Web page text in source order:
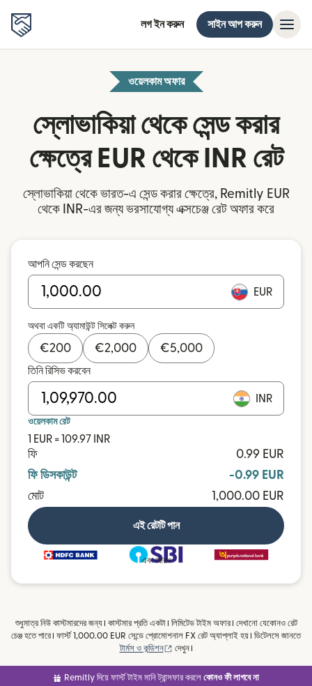
লগ ইন করুন সাইন আপ করুন
ওয়েলকাম অফার
স্লোভাকিয়া থেকে সেন্ড করার
ক্ষেত্রে EUR থেকে INR রেট
স্লোভাকিয়া থেকে ভারত-এ সেন্ড করার ক্ষেত্রে, Remitly EUR
থেকে INR-এর জন্য ভরসাযোগ্য এক্সচেঞ্জ রেট অফার করে
আপনি সেন্ড করছেন
EUR
অথবা একটি অ্যামাউন্ট সিলেক্ট করুন
€200 €2,000 €5,000
তিনি রিসিভ করবেন
INR
ওয়েলকাম রেট
1 EUR = 109.97 INR
ফি
0.99 EUR
ফি ডিসকাউন্ট
-0.99 EUR
মোট
1,000.00 EUR
এই রেটটি পান
এবং আরও
শুধুমাত্র নিউ কাস্টমারদের জন্য। কাস্টমার প্রতি একটা। লিমিটেড টাইম অফার। দেখানো যেকোনও রেট
চেঞ্জ হতে পারে। ফার্স্ট 1,000.00 EUR সেন্ডে প্রোমোশনাল FX রেট অ্যাপ্লাই হয়। ডিটেলসে জানতে
টার্মস ও কন্ডিশন
(নতুন উইন্ডোতে খুলবে)
দেখুন।
Remitly দিয়ে ফার্স্ট টাইম মানি ট্রান্সফার করলে কোনও ফী লাগবে না